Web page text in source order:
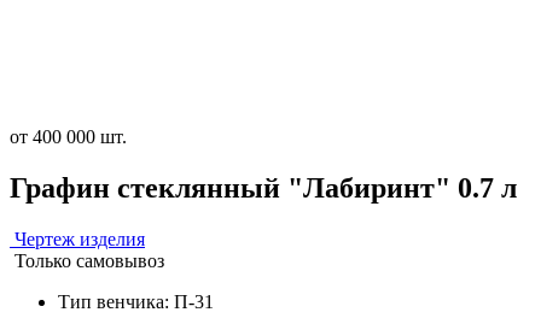
от 400 000 шт.
Графин стеклянный "Лабиринт" 0.7 л
Чертеж изделия
Только самовывоз
Тип венчика: П-31